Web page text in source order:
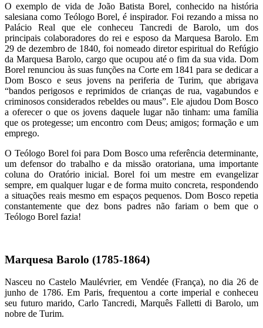
O exemplo de vida de João Batista Borel, conhecido na história
salesiana como Teólogo Borel, é inspirador. Foi rezando a missa no
Palácio Real que ele conheceu Tancredi de Barolo, um dos
principais colaboradores do rei e esposo da Marquesa Barolo. Em
29 de dezembro de 1840, foi nomeado diretor espiritual do Refúgio
da Marquesa Barolo, cargo que ocupou até o fim da sua vida. Dom
Borel renunciou às suas funções na Corte em 1841 para se dedicar a
Dom Bosco e seus jovens na periferia de Turim, que abrigava
“bandos perigosos e reprimidos de crianças de rua, vagabundos e
criminosos considerados rebeldes ou maus”. Ele ajudou Dom Bosco
a oferecer o que os jovens daquele lugar não tinham: uma família
que os protegesse; um encontro com Deus; amigos; formação e um
emprego.
O Teólogo Borel foi para Dom Bosco uma referência determinante,
um defensor do trabalho e da missão oratoriana, uma importante
coluna do Oratório inicial. Borel foi um mestre em evangelizar
sempre, em qualquer lugar e de forma muito concreta, respondendo
a situações reais mesmo em espaços pequenos. Dom Bosco repetia
constantemente que dez bons padres não fariam o bem que o
Teólogo Borel fazia!
Marquesa Barolo (1785-1864)
Nasceu no Castelo Maulévrier, em Vendée (França), no dia 26 de
junho de 1786. Em Paris, frequentou a corte imperial e conheceu
seu futuro marido, Carlo Tancredi, Marquês Falletti di Barolo, um
nobre de Turim.